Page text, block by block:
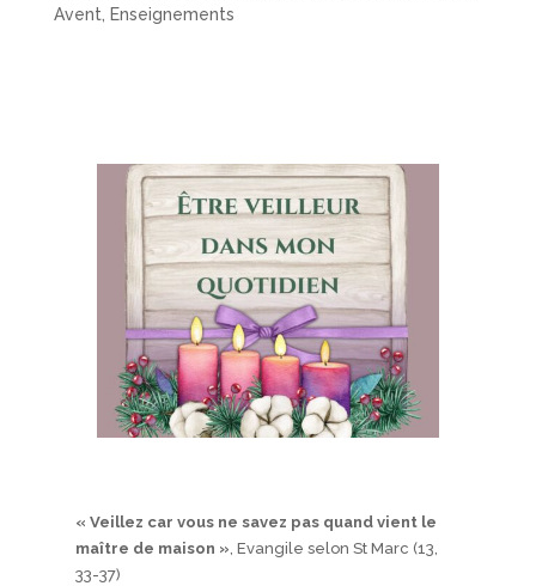
Avent
Enseignements
« Veillez car vous ne savez pas quand vient le
maître de maison », Evangile selon St Marc (13,
33-37)